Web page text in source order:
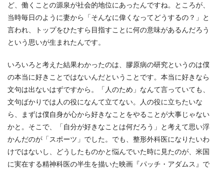
ど、働くことの源泉が社会的地位にあったんですね。ところが、
当時毎日のように妻から「そんなに偉くなってどうするの？」と
言われ、トップをひたすら目指すことに何の意味があるんだろう
という思いが生まれたんです。
いろいろと考えた結果わかったのは、膠原病の研究というのは僕
の本当に好きことではないんだということです。本当に好きなら
文句は出ないはずですから。「人のため」なんて言っていても、
文句ばかりでは人の役になんて立てない。人の役に立ちたいな
ら、まずは僕自身が心から好きなことをやることが大事じゃない
かと。そこで、「自分が好きなことは何だろう」と考えて思い浮
かんだのが「スポーツ」でした。でも、整形外科医になりたいわ
けではないし、どうしたものかと悩んでいた時に見たのが、米国
に実在する精神科医の半生を描いた映画『パッチ・アダムス』で